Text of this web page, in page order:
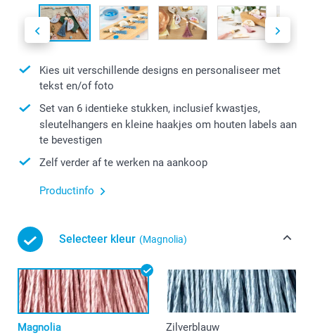
Kies uit verschillende designs en personaliseer met
tekst en/of foto
Set van 6 identieke stukken, inclusief kwastjes,
sleutelhangers en kleine haakjes om houten labels aan
te bevestigen
Zelf verder af te werken na aankoop
Productinfo
Selecteer kleur (Magnolia)
Magnolia Zilverblauw